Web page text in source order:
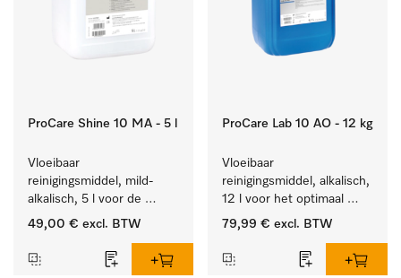
ProCare Shine 10 MA - 5 l
Vloeibaar
reinigingsmiddel, mild-
alkalisch, 5 l voor de
reiniging van lichte
bestek en glazen.
49,00 € excl. BTW
ProCare Lab 10 AO - 12 kg
Vloeibaar
reinigingsmiddel, alkalisch,
12 l voor het optimaal
behandelen van
79,99 € excl. BTW